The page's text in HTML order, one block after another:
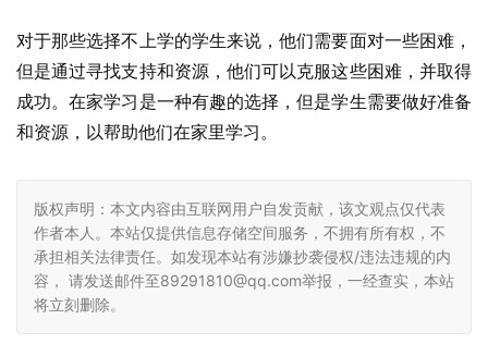
对于那些选择不上学的学生来说，他们需要面对一些困难，
但是通过寻找支持和资源，他们可以克服这些困难，并取得
成功。在家学习是一种有趣的选择，但是学生需要做好准备
和资源，以帮助他们在家里学习。
版权声明：本文内容由互联网用户自发贡献，该文观点仅代表
作者本人。本站仅提供信息存储空间服务，不拥有所有权，不
承担相关法律责任。如发现本站有涉嫌抄袭侵权/违法违规的内
容， 请发送邮件至89291810@qq.com举报，一经查实，本站
将立刻删除。